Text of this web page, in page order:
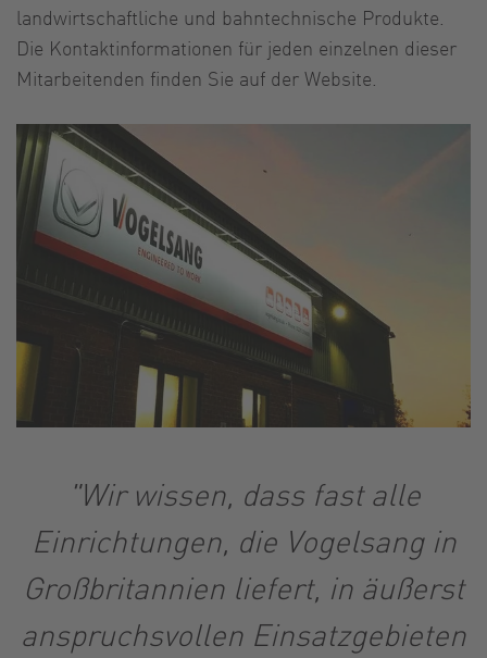
landwirtschaftliche und bahntechnische Produkte.
Die Kontaktinformationen für jeden einzelnen dieser
Mitarbeitenden finden Sie auf der Website.
"Wir wissen, dass fast alle
Einrichtungen, die Vogelsang in
Großbritannien liefert, in äußerst
anspruchsvollen Einsatzgebieten